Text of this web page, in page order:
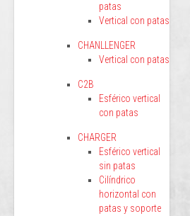
patas
Vertical con patas
CHANLLENGER
Vertical con patas
C2B
Esférico vertical
con patas
CHARGER
Esférico vertical
sin patas
Cilíndrico
horizontal con
patas y soporte